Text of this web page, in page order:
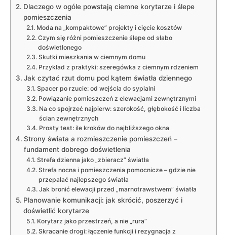
Dlaczego w ogóle powstają ciemne korytarze i ślepe
pomieszczenia
Moda na „kompaktowe” projekty i cięcie kosztów
Czym się różni pomieszczenie ślepe od słabo
doświetlonego
Skutki mieszkania w ciemnym domu
Przykład z praktyki: szeregówka z ciemnym rdzeniem
Jak czytać rzut domu pod kątem światła dziennego
Spacer po rzucie: od wejścia do sypialni
Powiązanie pomieszczeń z elewacjami zewnętrznymi
Na co spojrzeć najpierw: szerokość, głębokość i liczba
ścian zewnętrznych
Prosty test: ile kroków do najbliższego okna
Strony świata a rozmieszczenie pomieszczeń –
fundament dobrego doświetlenia
Strefa dzienna jako „zbieracz” światła
Strefa nocna i pomieszczenia pomocnicze – gdzie nie
przepalać najlepszego światła
Jak bronić elewacji przed „marnotrawstwem” światła
Planowanie komunikacji: jak skrócić, poszerzyć i
doświetlić korytarze
Korytarz jako przestrzeń, a nie „rura”
Skracanie drogi: łączenie funkcji i rezygnacja z